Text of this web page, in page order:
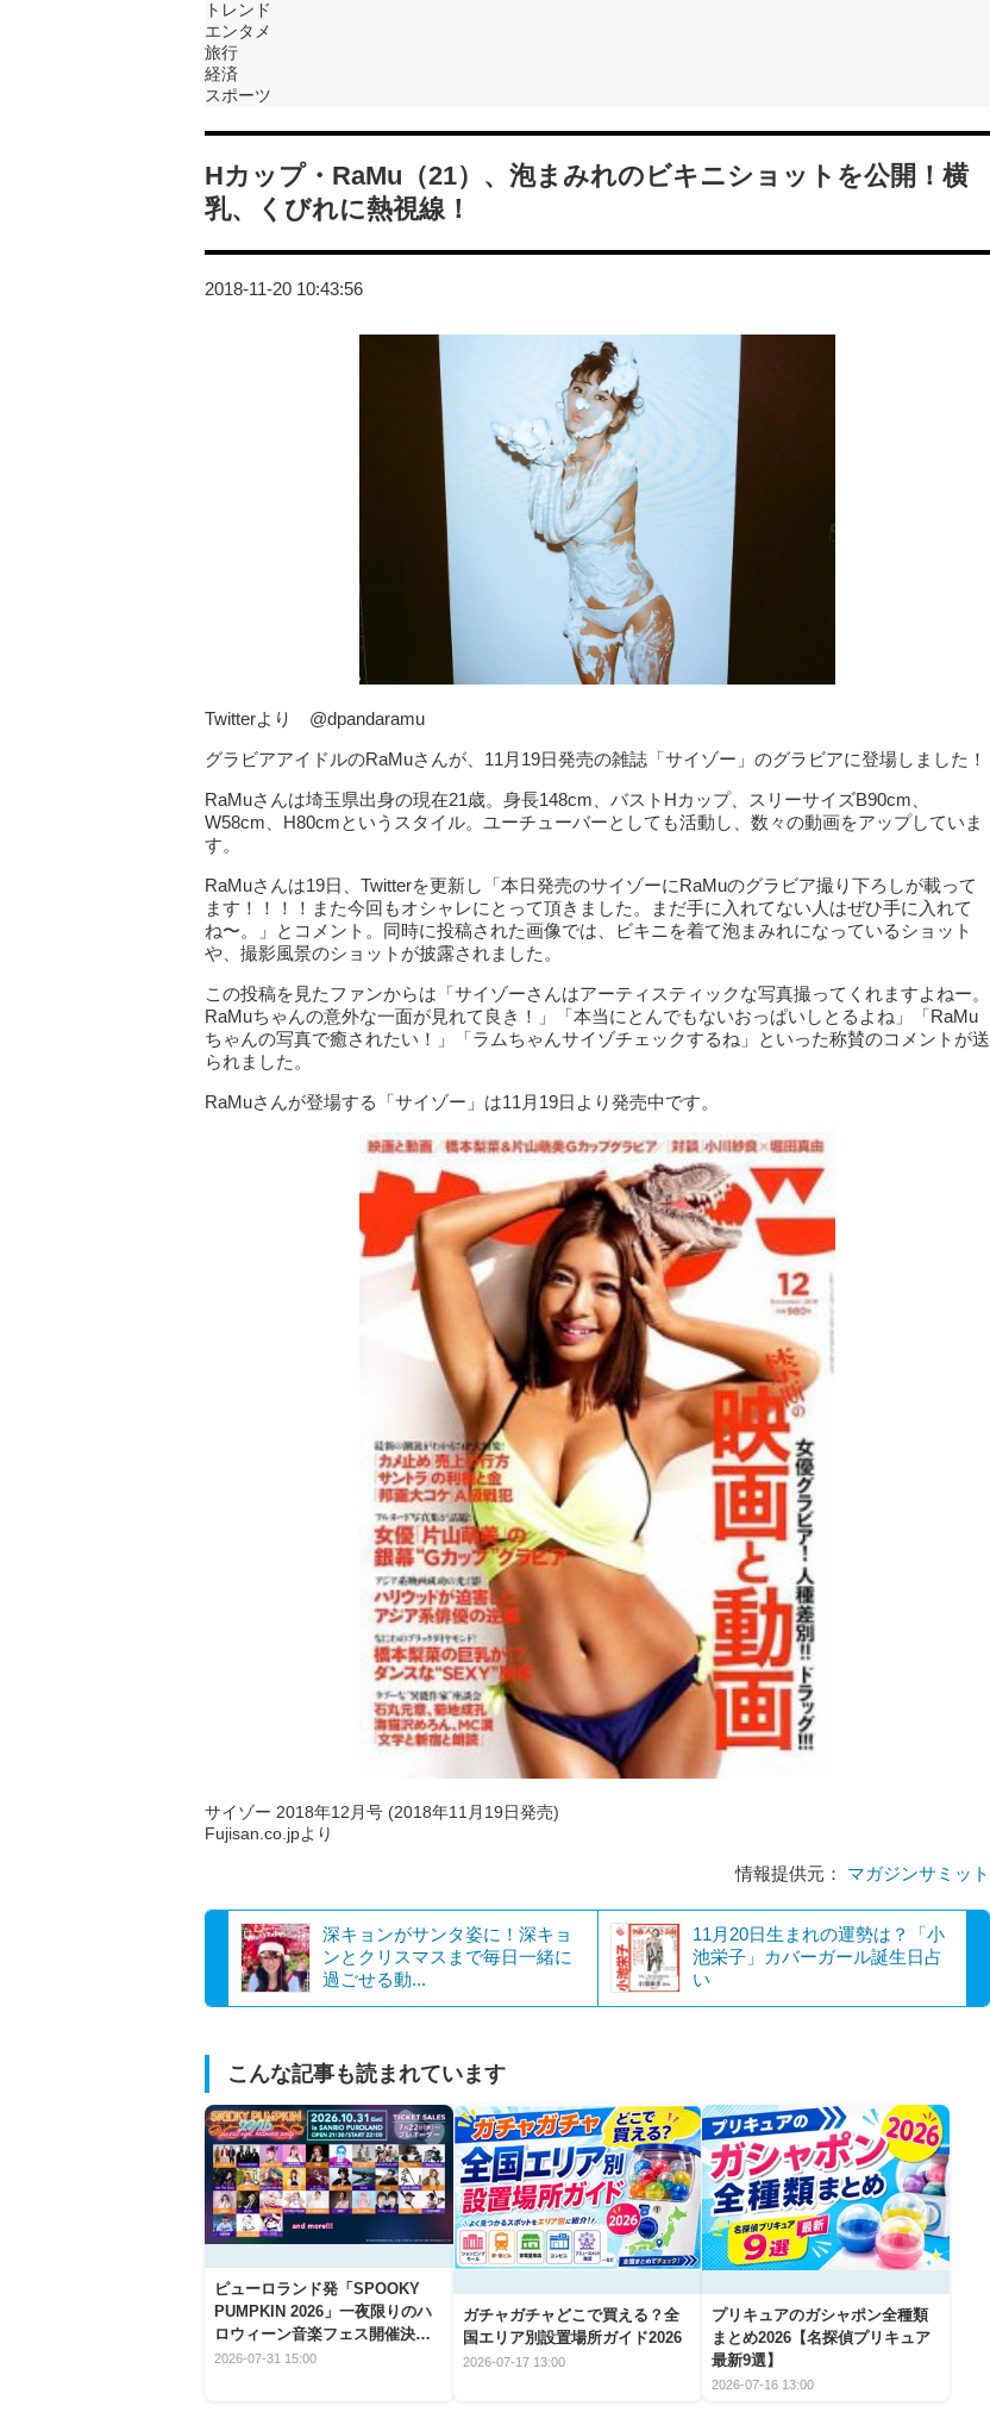
トレンド
エンタメ
旅行
経済
スポーツ
Hカップ・RaMu（21）、泡まみれのビキニショットを公開！横
乳、くびれに熱視線！
2018-11-20 10:43:56
Twitterより @dpandaramu
グラビアアイドルのRaMuさんが、11月19日発売の雑誌「サイゾー」のグラビアに登場しました！
RaMuさんは埼玉県出身の現在21歳。身長148cm、バストHカップ、スリーサイズB90cm、
W58cm、H80cmというスタイル。ユーチューバーとしても活動し、数々の動画をアップしていま
す。
RaMuさんは19日、Twitterを更新し「本日発売のサイゾーにRaMuのグラビア撮り下ろしが載って
ます！！！！また今回もオシャレにとって頂きました。まだ手に入れてない人はぜひ手に入れて
ね〜。」とコメント。同時に投稿された画像では、ビキニを着て泡まみれになっているショット
や、撮影風景のショットが披露されました。
この投稿を見たファンからは「サイゾーさんはアーティスティックな写真撮ってくれますよねー。
RaMuちゃんの意外な一面が見れて良き！」「本当にとんでもないおっぱいしとるよね」「RaMu
ちゃんの写真で癒されたい！」「ラムちゃんサイゾチェックするね」といった称賛のコメントが送
られました。
RaMuさんが登場する「サイゾー」は11月19日より発売中です。
サイゾー 2018年12月号 (2018年11月19日発売)
Fujisan.co.jpより
情報提供元： マガジンサミット
深キョンがサンタ姿に！深キョ
ンとクリスマスまで毎日一緒に
過ごせる動...
11月20日生まれの運勢は？「小
池栄子」カバーガール誕生日占
い
こんな記事も読まれています
ピューロランド発「SPOOKY
PUMPKIN 2026」一夜限りのハ
ロウィーン音楽フェス開催決
定！
2026-07-31 15:00
ガチャガチャどこで買える？全
国エリア別設置場所ガイド2026
2026-07-17 13:00
プリキュアのガシャポン全種類
まとめ2026【名探偵プリキュア
最新9選】
2026-07-16 13:00